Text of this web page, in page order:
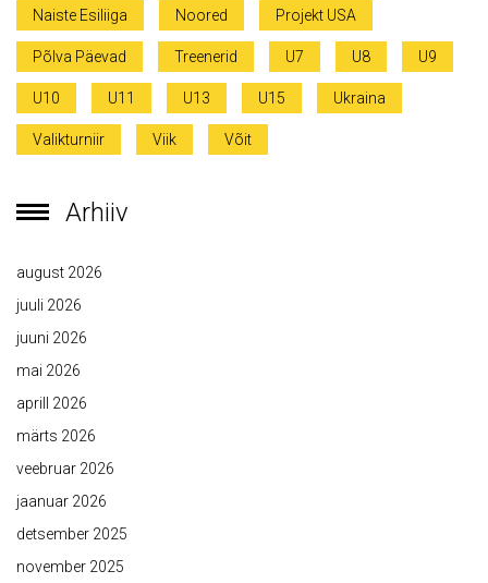
Naiste Esiliiga Noored Projekt USA
Põlva Päevad Treenerid U7 U8 U9
U10 U11 U13 U15 Ukraina
Valikturniir Viik Võit
Arhiiv
august 2026
juuli 2026
juuni 2026
mai 2026
aprill 2026
märts 2026
veebruar 2026
jaanuar 2026
detsember 2025
november 2025